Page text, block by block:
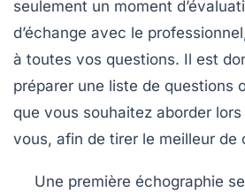
seulement un moment
d’échange avec le
à toutes vos questions. Il est
préparer une liste de questions
que vous souhaitez aborder
vous, afin de tirer le meilleur de
Une première échographie